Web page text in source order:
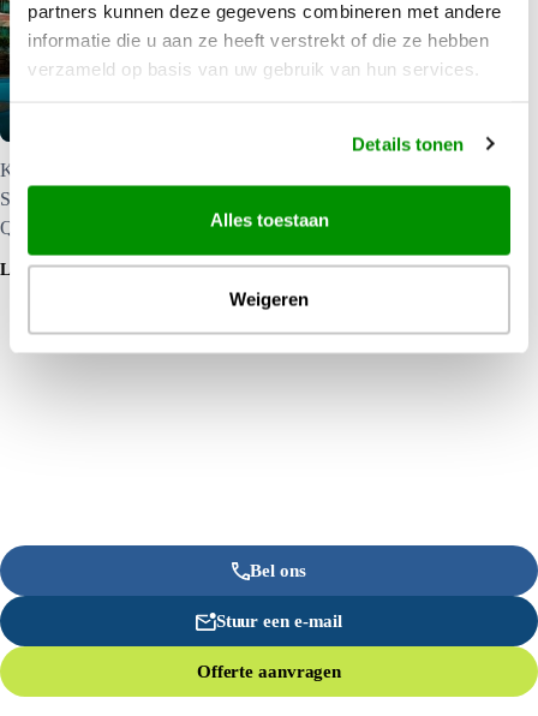
partners kunnen deze gegevens combineren met andere
informatie die u aan ze heeft verstrekt of die ze hebben
verzameld op basis van uw gebruik van hun services.
Details tonen
Alles toestaan
Weigeren
Swissotel Merchant Court |
Klassiek eersteklas hotel, aantrekkelijk gelegen bij de
Singapore River, niet ver van Clarke Quay Village en de Boat
Quay met tal van restaurants en winkels.
LEES MEER
Bel ons
Stuur een e-mail
Offerte aanvragen